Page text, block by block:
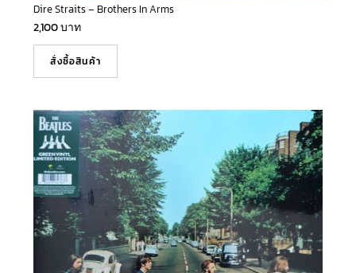
Dire Straits – Brothers In Arms
2,100บาท
สั่งซื้อสินค้า